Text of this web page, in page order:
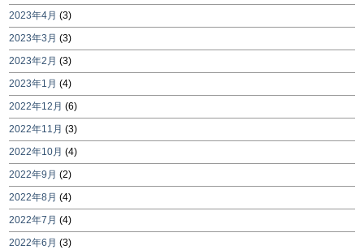
2023年4月 (3)
2023年3月 (3)
2023年2月 (3)
2023年1月 (4)
2022年12月 (6)
2022年11月 (3)
2022年10月 (4)
2022年9月 (2)
2022年8月 (4)
2022年7月 (4)
2022年6月 (3)